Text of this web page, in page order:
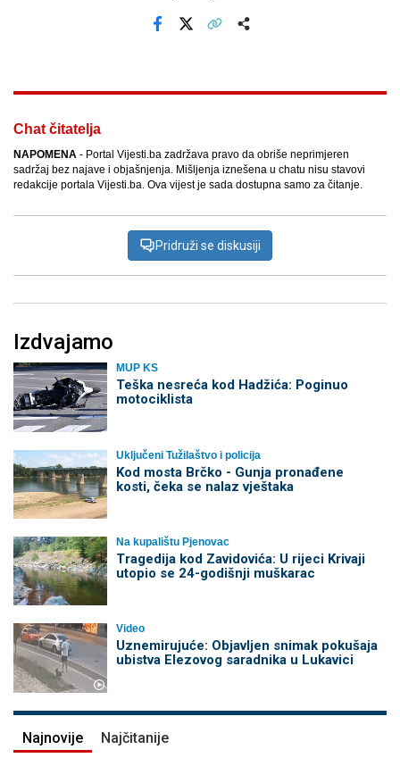
Chat čitatelja
NAPOMENA - Portal Vijesti.ba zadržava pravo da obriše neprimjeren
sadržaj bez najave i objašnjenja. Mišljenja iznešena u chatu nisu stavovi
redakcije portala Vijesti.ba. Ova vijest je sada dostupna samo za čitanje.
Pridruži se diskusiji
Izdvajamo
MUP KS
Teška nesreća kod Hadžića: Poginuo
motociklista
Uključeni Tužilaštvo i policija
Kod mosta Brčko - Gunja pronađene
kosti, čeka se nalaz vještaka
Na kupalištu Pjenovac
Tragedija kod Zavidovića: U rijeci Krivaji
utopio se 24-godišnji muškarac
Video
Uznemirujuće: Objavljen snimak pokušaja
ubistva Elezovog saradnika u Lukavici
Najnovije Najčitanije